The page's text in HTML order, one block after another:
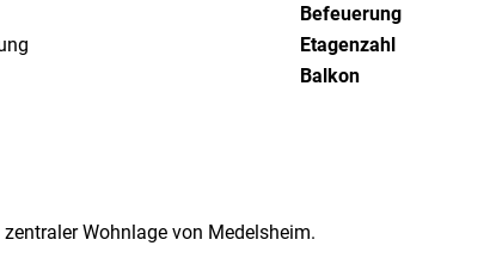
Befeuerung
Etagenzahl
Balkon
Wohnlage von Medelsheim.